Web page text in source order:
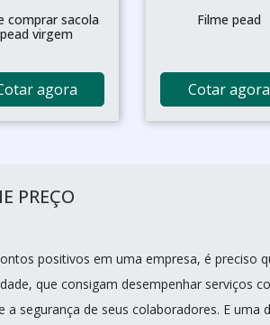
comprar sacola
pead virgem
agora
Filme pead
Cotar agora
PREÇO
positivos em uma empresa, é preciso
que consigam desempenhar serviços
segurança de seus colaboradores. E uma